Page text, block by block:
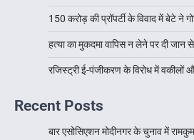
150 करोड़ की प्रॉपर्टी के विवाद में बेटे ने
हत्या का मुकदमा वापिस न लेने पर दी जान
रजिस्ट्री ई-पंजीकरण के विरोध में वकीलों
Recent Posts
बार एसोसिएशन मोदीनगर के चुनाव में